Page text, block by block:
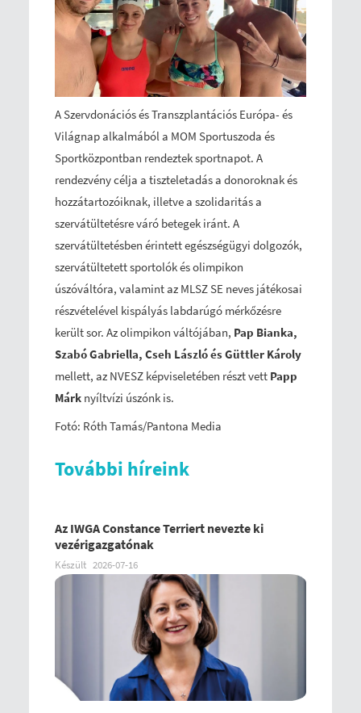
A Szervdonációs és Transzplantációs Európa- és
Világnap alkalmából a MOM Sportuszoda és
Sportközpontban rendeztek sportnapot. A
rendezvény célja a tiszteletadás a donoroknak és
hozzátartozóiknak, illetve a szolidaritás a
szervátültetésre váró betegek iránt. A
szervátültetésben érintett egészségügyi dolgozók,
szervátültetett sportolók és olimpikon
úszóváltóra, valamint az MLSZ SE neves játékosai
részvételével kispályás labdarúgó mérkőzésre
került sor. Az olimpikon váltójában, Pap Bianka,
Szabó Gabriella, Cseh László és Güttler Károly
mellett, az NVESZ képviseletében részt vett Papp
Márk nyíltvízi úszónk is.
Fotó: Róth Tamás/Pantona Media
További híreink
Az IWGA Constance Terriert nevezte ki
vezérigazgatónak
Készült 2026-07-16